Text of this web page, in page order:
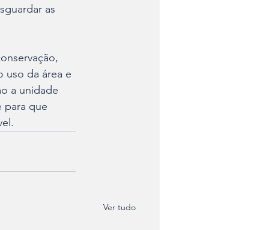
as
uso da área e
a unidade
para que
Ver tudo